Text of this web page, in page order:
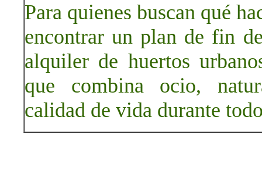
Para quienes buscan qué
encontrar un plan de fin
alquiler de huertos
que combina ocio,
calidad de vida durante